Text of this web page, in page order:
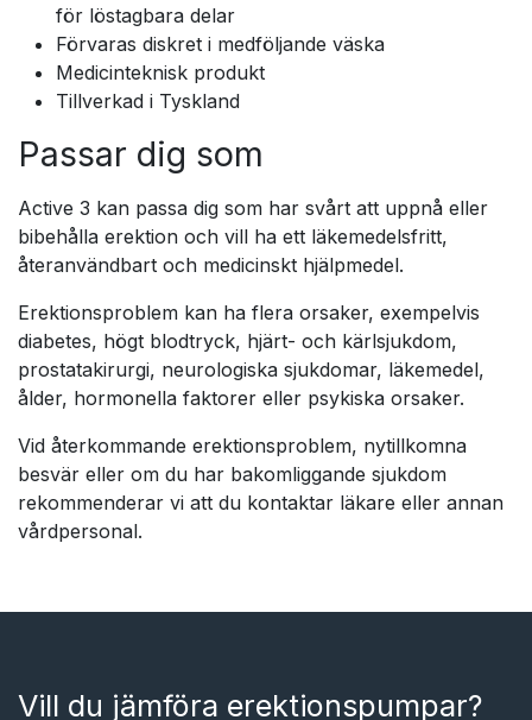
för löstagbara delar
Förvaras diskret i medföljande väska
Medicinteknisk produkt
Tillverkad i Tyskland
Passar dig som
Active 3 kan passa dig som har svårt att uppnå eller
bibehålla erektion och vill ha ett läkemedelsfritt,
återanvändbart och medicinskt hjälpmedel.
Erektionsproblem kan ha flera orsaker, exempelvis
diabetes, högt blodtryck, hjärt- och kärlsjukdom,
prostatakirurgi, neurologiska sjukdomar, läkemedel,
ålder, hormonella faktorer eller psykiska orsaker.
Vid återkommande erektionsproblem, nytillkomna
besvär eller om du har bakomliggande sjukdom
rekommenderar vi att du kontaktar läkare eller annan
vårdpersonal.
Vill du jämföra erektionspumpar?